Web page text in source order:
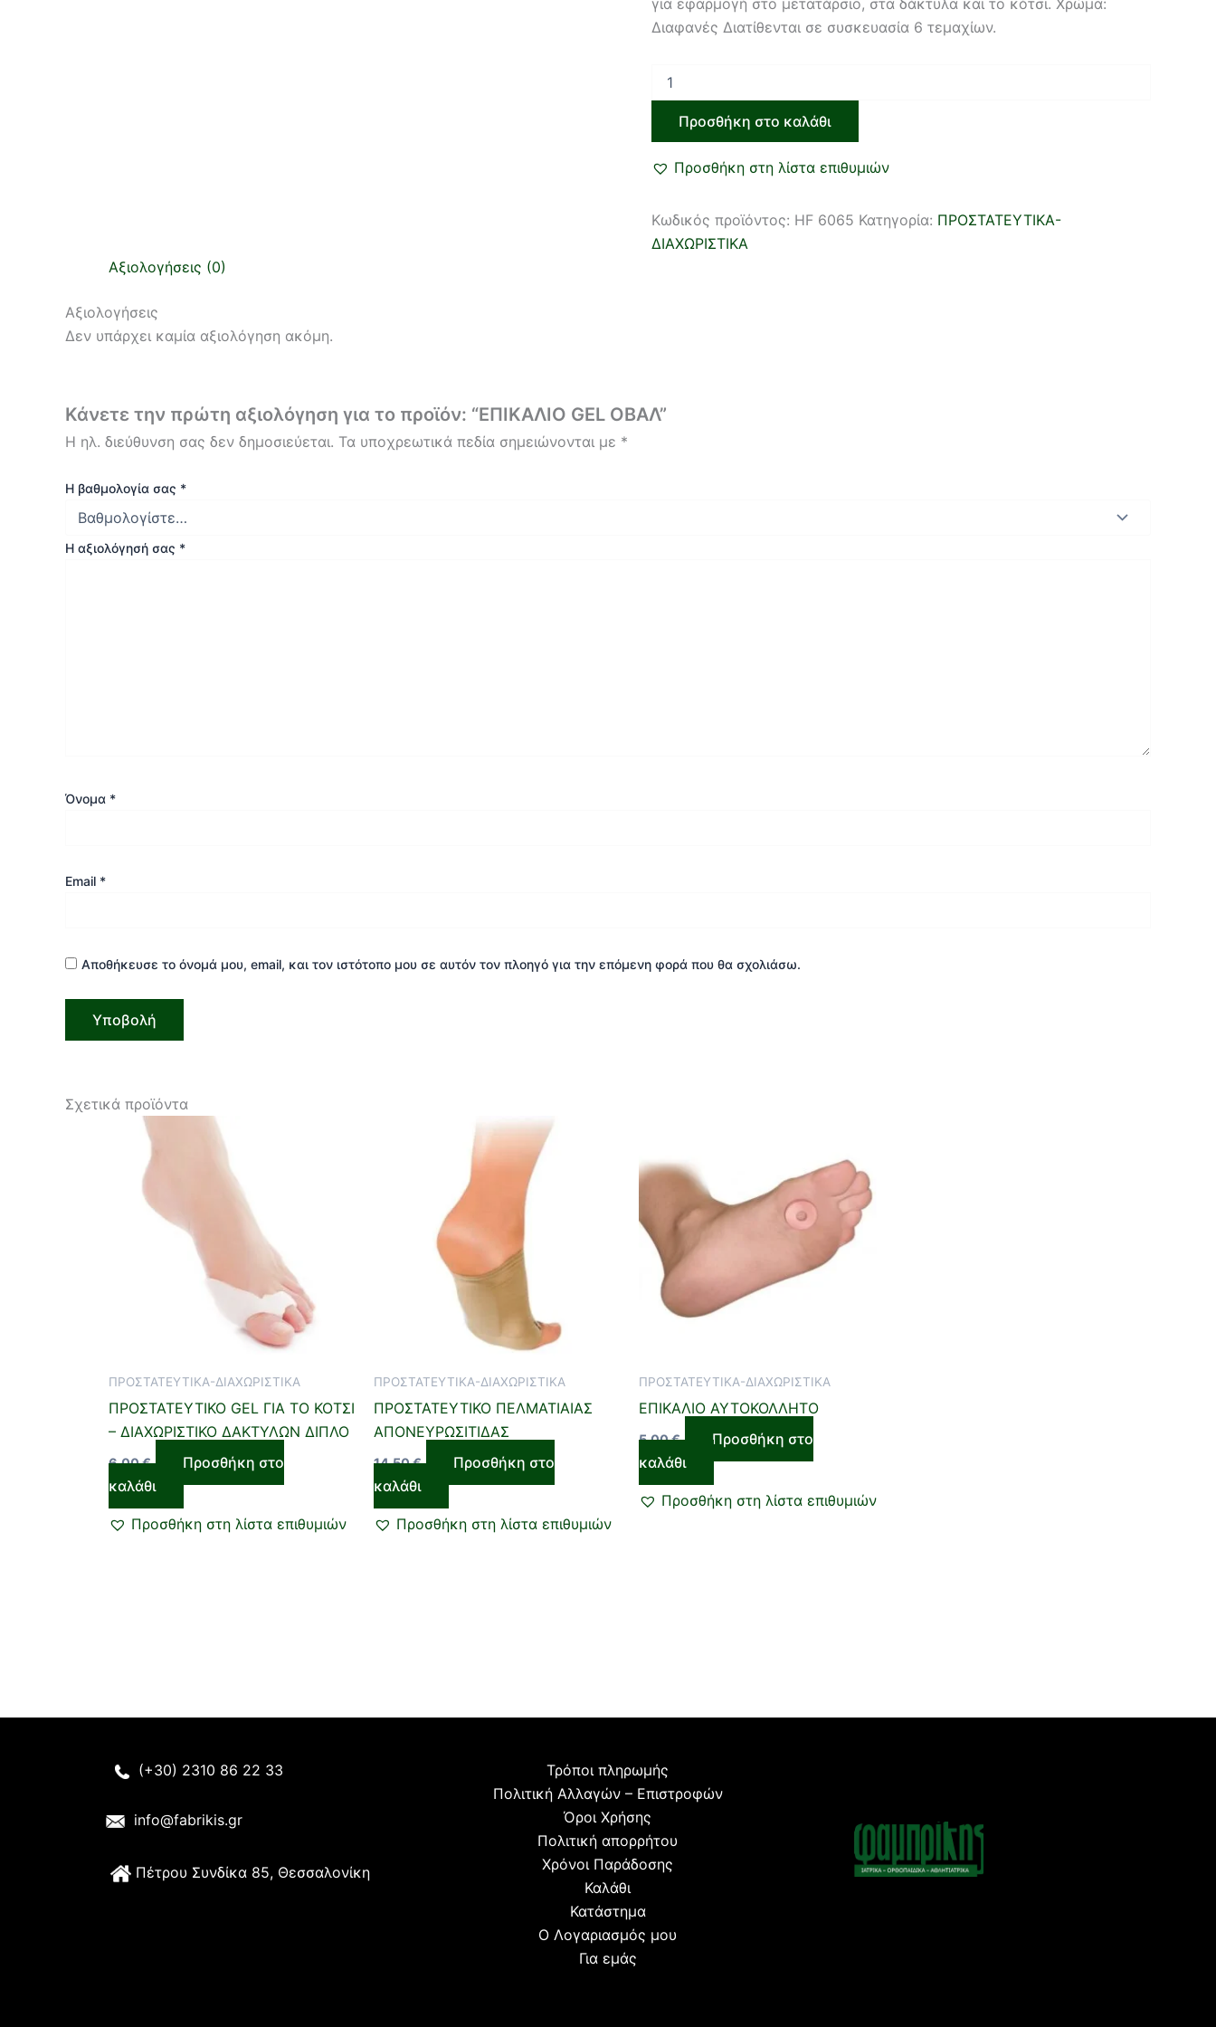
για εφαρμογή στο μετατάρσιο, στα δάκτυλα και το κότσι. Χρώμα:
Διαφανές Διατίθενται σε συσκευασία 6 τεμαχίων.
Προσθήκη στο καλάθι
Προσθήκη στη λίστα επιθυμιών
Κωδικός προϊόντος: HF 6065 Κατηγορία: ΠΡΟΣΤΑΤΕΥΤΙΚΑ-
ΔΙΑΧΩΡΙΣΤΙΚΑ
Αξιολογήσεις (0)
Αξιολογήσεις
Δεν υπάρχει καμία αξιολόγηση ακόμη.
Κάνετε την πρώτη αξιολόγηση για το προϊόν: “ΕΠΙΚΑΛΙΟ GEL ΟΒΑΛ”
Η ηλ. διεύθυνση σας δεν δημοσιεύεται. Τα υποχρεωτικά πεδία σημειώνονται με *
Η βαθμολογία σας *
Η αξιολόγησή σας *
Όνομα *
Email *
Αποθήκευσε το όνομά μου, email, και τον ιστότοπο μου σε αυτόν τον πλοηγό για την επόμενη φορά που θα σχολιάσω.
Σχετικά προϊόντα
ΠΡΟΣΤΑΤΕΥΤΙΚΑ-ΔΙΑΧΩΡΙΣΤΙΚΑ
ΠΡΟΣΤΑΤΕΥΤΙΚΟ GEL ΓΙΑ ΤΟ ΚΟΤΣΙ
– ΔΙΑΧΩΡΙΣΤΙΚΟ ΔΑΚΤΥΛΩΝ ΔΙΠΛΟ
6,00€
Προσθήκη στο
καλάθι
Προσθήκη στη λίστα επιθυμιών
ΠΡΟΣΤΑΤΕΥΤΙΚΑ-ΔΙΑΧΩΡΙΣΤΙΚΑ
ΠΡΟΣΤΑΤΕΥΤΙΚΟ ΠΕΛΜΑΤΙΑΙΑΣ
ΑΠΟΝΕΥΡΩΣΙΤΙΔΑΣ
14,50€
Προσθήκη στο
καλάθι
Προσθήκη στη λίστα επιθυμιών
ΠΡΟΣΤΑΤΕΥΤΙΚΑ-ΔΙΑΧΩΡΙΣΤΙΚΑ
ΕΠΙΚΑΛΙΟ ΑΥΤΟΚΟΛΛΗΤΟ
5,00€
Προσθήκη στο
καλάθι
Προσθήκη στη λίστα επιθυμιών
(+30) 2310 86 22 33
info@fabrikis.gr
Πέτρου Συνδίκα 85, Θεσσαλονίκη
Τρόποι πληρωμής
Πολιτική Αλλαγών – Επιστροφών
Όροι Χρήσης
Πολιτική απορρήτου
Χρόνοι Παράδοσης
Καλάθι
Κατάστημα
Ο Λογαριασμός μου
Για εμάς